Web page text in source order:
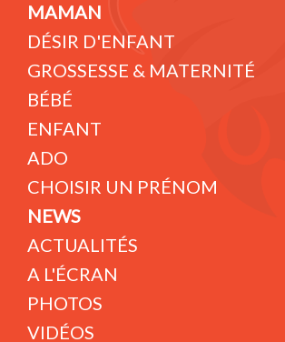
MAMAN
DÉSIR D'ENFANT
GROSSESSE & MATERNITÉ
BÉBÉ
ENFANT
ADO
CHOISIR UN PRÉNOM
NEWS
ACTUALITÉS
A L'ÉCRAN
PHOTOS
VIDÉOS